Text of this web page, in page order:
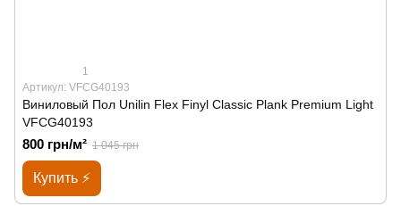
1
Артикул: VFCG40193
Виниловый Пол Unilin Flex Finyl Classic Plank Premium Light
VFCG40193
800 грн/м² 1 045 грн
Купить ⚡